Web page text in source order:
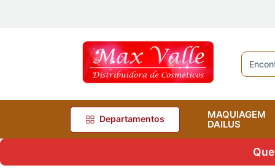
Departamentos
MAQUIAGEM
DAILUS